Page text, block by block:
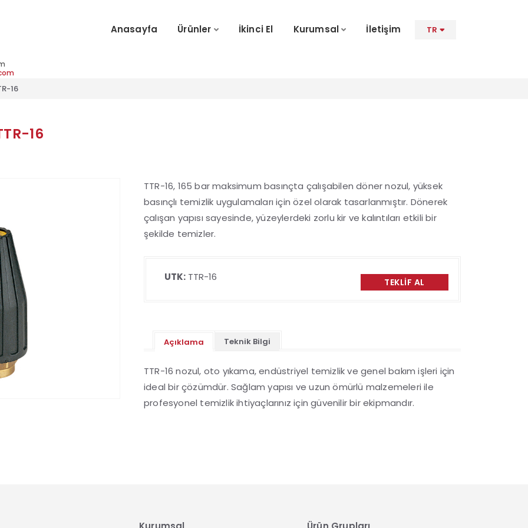
Anasayfa Ürünler İkinci El Kurumsal İletişim TR
16
16
TTR-16, 165 bar maksimum basınçta çalışabilen döner nozul, yüksek
basınçlı temizlik uygulamaları için özel olarak tasarlanmıştır. Dönerek
çalışan yapısı sayesinde, yüzeylerdeki zorlu kir ve kalıntıları etkili bir
şekilde temizler.
UTK: TTR-16 TEKLIF AL
Açıklama Teknik Bilgi
TTR-16 nozul, oto yıkama, endüstriyel temizlik ve genel bakım işleri için
ideal bir çözümdür. Sağlam yapısı ve uzun ömürlü malzemeleri ile
profesyonel temizlik ihtiyaçlarınız için güvenilir bir ekipmandır.